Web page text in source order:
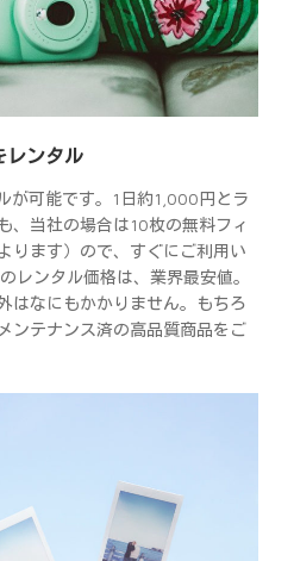
レンタル
が可能です。1日約1,000円とラ
、当社の場合は10枚の無料フィ
ります）ので、すぐにご利用い
レンタル価格は、業界最安値。
はなにもかかりません。もちろ
ンテナンス済の高品質商品をご